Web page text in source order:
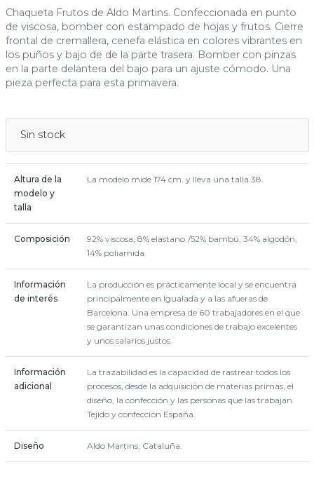
Chaqueta Frutos de Aldo Martins. Confeccionada en punto
de viscosa, bomber con estampado de hojas y frutos. Cierre
frontal de cremallera, cenefa elástica en colores vibrantes en
los puños y bajo de de la parte trasera. Bomber con pinzas
en la parte delantera del bajo para un ajuste cómodo. Una
pieza perfecta para esta primavera.
Sin stock
Altura de la
modelo y
talla
La modelo mide 174 cm. y lleva una talla 38.
Composición
92% viscosa, 8% elastano./52% bambú, 34% algodón,
14% poliamida.
Información
de interés
La producción es prácticamente local y se encuentra
principalmente en Igualada y a las afueras de
Barcelona. Una empresa de 60 trabajadores en el que
se garantizan unas condiciones de trabajo excelentes
y unos salarios justos.
Información
adicional
La trazabilidad es la capacidad de rastrear todos los
procesos, desde la adquisición de materias primas, el
diseño, la confección y las personas que las trabajan.
Tejido y confección España.
Diseño Aldo Martins, Cataluña.